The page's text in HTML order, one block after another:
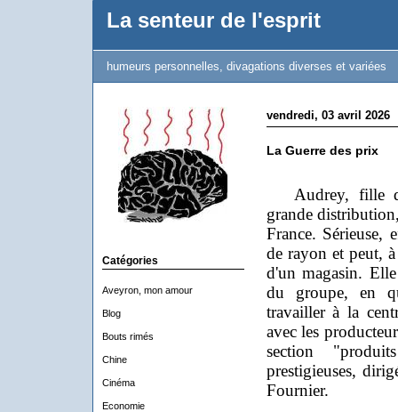
La senteur de l'esprit
humeurs personnelles, divagations diverses et variées
Catégories
Aveyron, mon amour
Blog
Bouts rimés
Chine
Cinéma
Economie
vendredi, 03 avril 2026
La Guerre des prix
Audrey, fille
grande
France. Sérieuse,
de rayon et peut,
d'un magasin.
du groupe, en
travailler à la
avec les
section
prestigieuses,
Fournier.